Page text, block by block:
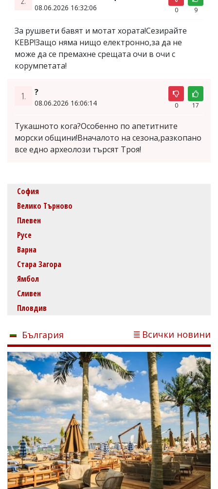
08.06.2026 16:32:06 0 9
За рушвети бавят и мотат хората!Сезирайте
КЕВР!Защо няма нищо електронно,за да не
може да се премахне срещата очи в очи с
корумпетата!
1. ?
08.06.2026 16:06:14 0 17
Тукашното кога?Особенно по апетитните
морски общини!Вначалото на сезона,разкопано
все едно археолози търсят Троя!
София
Велико Търново
Плевен
Русе
Варна
Стара Загора
Ямбол
Сливен
Пловдив
България Всички новини